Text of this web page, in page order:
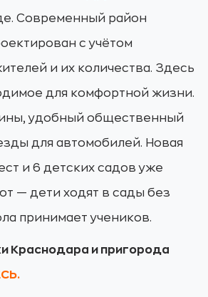
Современный район
с учётом
и их количества. Здесь
для комфортной жизни.
удобный общественный
для автомобилей. Новая
и 6 детских садов уже
— дети ходят в сады без
принимает учеников.
Краснодара и пригорода